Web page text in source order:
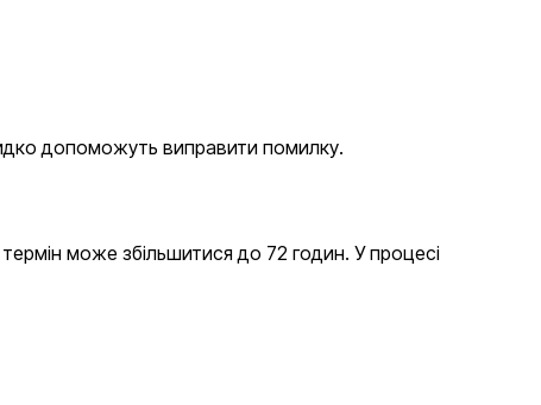
допоможуть виправити помилку.
може збільшитися до 72 годин. У процесі